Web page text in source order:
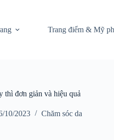
Trang điểm & Mỹ
thì đơn giản và hiệu quả
10/2023 Chăm sóc da